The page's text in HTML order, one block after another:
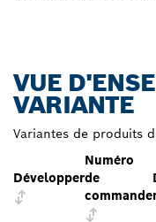
VUE
VARIANTE
Variantes de produits
Développer
Numéro
de
commande